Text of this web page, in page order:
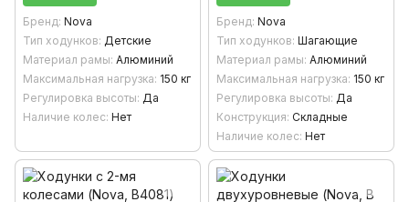
Бренд Nova
Тип ходунков Детские
Материал рамы Алюминий
Максимальная нагрузка 150 кг
Регулировка высоты Да
Наличие колес Нет
Бренд Nova
Тип ходунков Шагающие
Материал рамы Алюминий
Максимальная нагрузка 150 кг
Регулировка высоты Да
Конструкция Складные
Наличие колес Нет